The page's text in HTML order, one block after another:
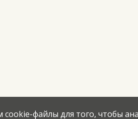
cookie-файлы для того, чтобы